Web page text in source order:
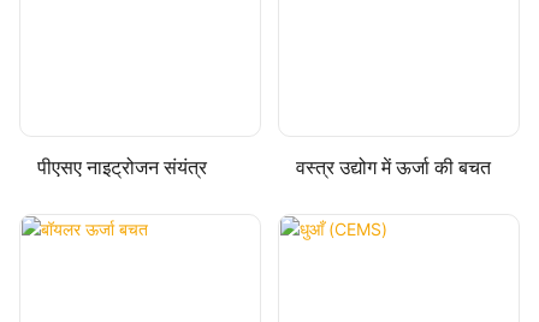
पीएसए नाइट्रोजन संयंत्र वस्त्र उद्योग में ऊर्जा की बचत